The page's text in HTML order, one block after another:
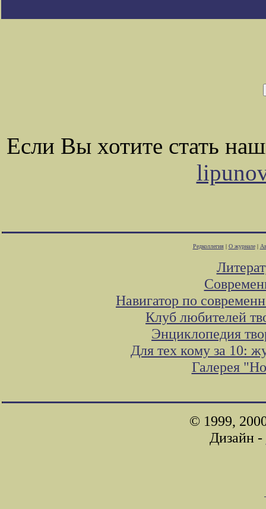
Если Вы хотите стать
Редколлегия| О журнале|
Навигатор по
Клуб любителей
Энциклопедия
Для тех кому за 10:
Галерея
© 1999,
Дизайн -